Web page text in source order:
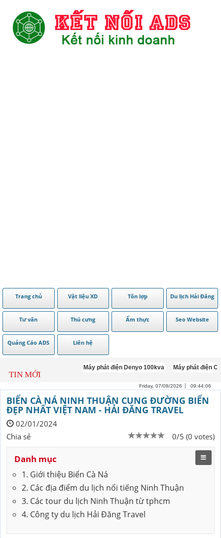
Trang chủ Vật liệu XD Tôn lợp Du lịch Hải Đăng
Tư vấn Thú cưng Ẩm thực Seo Website
Quảng Cáo ADS Liên hệ
TIN MỚI
Máy phát điện Denyo 100kva Máy phát điện
Friday, 07/08/2026 09:44:07
BIỂN CÀ NÁ NINH THUẬN CUNG ĐƯỜNG BIỂN
ĐẸP NHẤT VIỆT NAM - HẢI ĐĂNG TRAVEL
02/01/2024
0/5 (0 votes)
Chia sẻ
Danh mục
1. Giới thiệu Biển Cà Ná
2. Các địa điểm du lịch nổi tiếng Ninh Thuận
3. Các tour du lịch Ninh Thuận từ tphcm
4. Công ty du lịch Hải Đăng Travel